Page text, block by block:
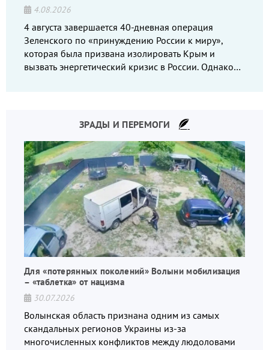
4.08.2026
4 августа завершается 40-дневная операция
Зеленского по «принуждению России к миру»,
которая была призвана изолировать Крым и
вызвать энергетический кризис в России. Однако
ЗРАДЫ И ПЕРЕМОГИ
Для «потерянных поколений» Волыни мобилизация
– «таблетка» от нацизма
30.07.2026
Волынская область признана одним из самых
скандальных регионов Украины из-за
многочисленных конфликтов между людоловами